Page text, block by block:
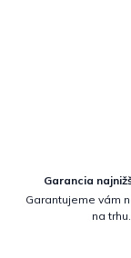
Garancia
Garantujeme vám
na trhu.